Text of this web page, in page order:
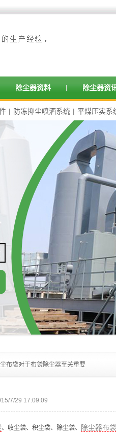
除尘器资料 除尘器资
| 防冻抑尘喷洒系统 | 平煤压实系
布袋对于布袋除尘器至关重要
7/29 17:09:09
、收尘袋、积尘袋、除尘袋、 除尘器布袋